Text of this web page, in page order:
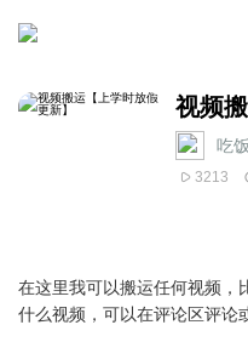
视频
吃
3213
在这里我可以搬运任何视频，
什么视频，可以在评论区评论